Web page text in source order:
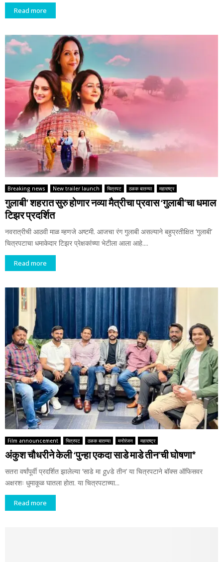
Read more
Breaking news New trailer launch चित्रपट ठळक बातम्या महाराष्ट्र
गुलाबी’ शहरात सुरु होणार नव्या मैत्रीचा प्रवास ‘गुलाबी’चा धमाल
टिझर प्रदर्शित
नवरात्रीची आठवी माळ म्हणजे अष्टमी. आजचा रंग गुलाबी असल्याने बहुप्रतीक्षित ‘गुलाबी’
चित्रपटाचा धमाकेदार टिझर प्रेक्षकांच्या भेटीला आला आहे....
Read more
Film announcement चित्रपट ठळक बातम्या मनोरंजन महाराष्ट्र
अंकुश चौधरीने केली ‘पुन्हा एकदा साडे माडे तीन’ची घोषणा*
सतरा वर्षांपूर्वी प्रदर्शित झालेल्या ‘साडे मा gvडे तीन’ या चित्रपटाने बॉक्स ऑफिसवर
अक्षरशः धुमाकूळ घातला होता. या चित्रपटाच्या...
Read more